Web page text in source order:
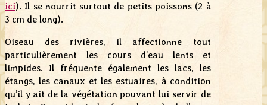
ici). Il se nourrit surtout de petits poissons (2 à
3 cm de long).
Oiseau des rivières, il affectionne tout
particulièrement les cours d’eau lents et
limpides. Il fréquente également les lacs, les
étangs, les canaux et les estuaires, à condition
qu’il y ait de la végétation pouvant lui servir de